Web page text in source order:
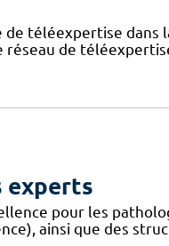
téléexpertise dans
de
experts
pour les
ainsi que des